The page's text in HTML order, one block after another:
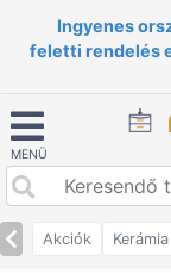
Ingyenes
feletti rendelés
MENÜ
Akciók